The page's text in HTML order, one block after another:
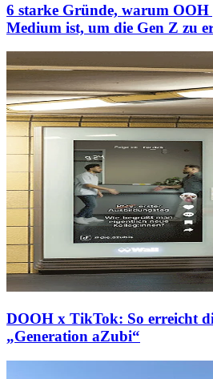
6 starke Gründe, warum OOH
Medium ist, um die Gen Z zu
DOOH x TikTok: So erreicht
„Generation aZubi“